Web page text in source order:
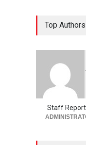
Top Authors
Staff